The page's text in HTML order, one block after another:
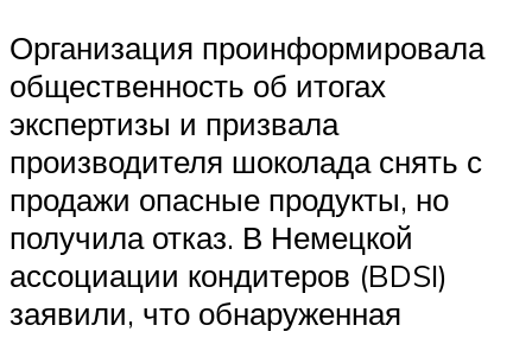
Организация проинформировала
общественность об итогах
экспертизы и призвала
производителя шоколада снять с
продажи опасные продукты, но
получила отказ. В Немецкой
ассоциации кондитеров (BDSI)
заявили, что обнаруженная